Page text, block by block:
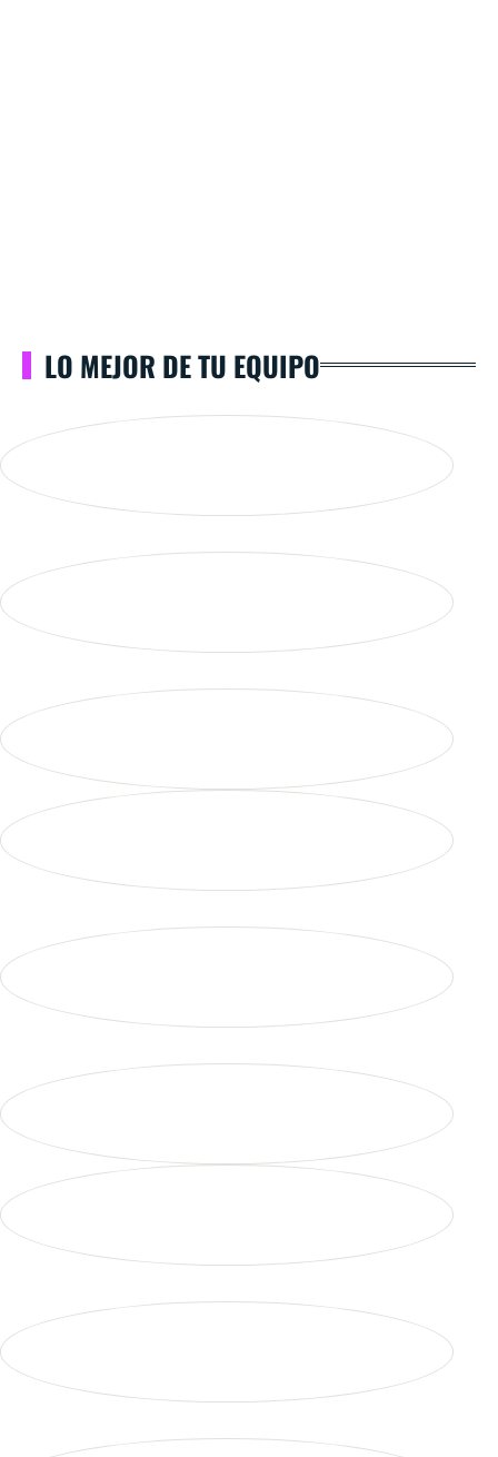
LO MEJOR DE TU EQUIPO